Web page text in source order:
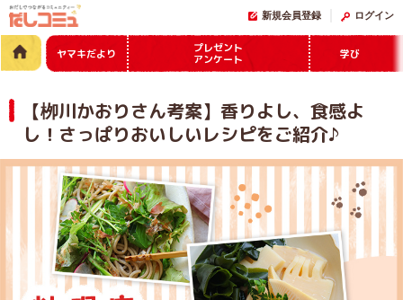
新規会員登録 ログイン
ヤマキだより
プレゼント
アンケート
学び
【栁川かおりさん考案】香りよし、食感よ
し！さっぱりおいしいレシピをご紹介♪